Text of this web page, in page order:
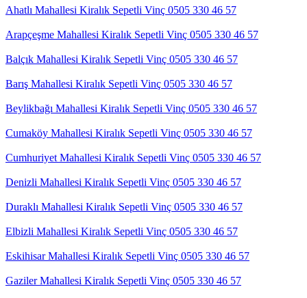
Ahatlı Mahallesi Kiralık Sepetli Vinç 0505 330 46 57
Arapçeşme Mahallesi Kiralık Sepetli Vinç 0505 330 46 57
Balçık Mahallesi Kiralık Sepetli Vinç 0505 330 46 57
Barış Mahallesi Kiralık Sepetli Vinç 0505 330 46 57
Beylikbağı Mahallesi Kiralık Sepetli Vinç 0505 330 46 57
Cumaköy Mahallesi Kiralık Sepetli Vinç 0505 330 46 57
Cumhuriyet Mahallesi Kiralık Sepetli Vinç 0505 330 46 57
Denizli Mahallesi Kiralık Sepetli Vinç 0505 330 46 57
Duraklı Mahallesi Kiralık Sepetli Vinç 0505 330 46 57
Elbizli Mahallesi Kiralık Sepetli Vinç 0505 330 46 57
Eskihisar Mahallesi Kiralık Sepetli Vinç 0505 330 46 57
Gaziler Mahallesi Kiralık Sepetli Vinç 0505 330 46 57